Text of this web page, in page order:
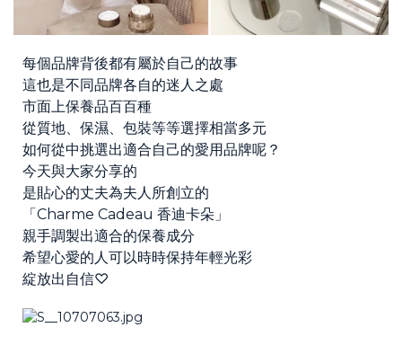
每個品牌背後都有屬於自己的故事
這也是不同品牌各自的迷人之處
市面上保養品百百種
從質地、保濕、包裝等等選擇相當多元
如何從中挑選出適合自己的愛用品牌呢？
今天與大家分享的
是貼心的丈夫為夫人所創立的
「Charme Cadeau 香迪卡朵」
親手調製出適合的保養成分
希望心愛的人可以時時保持年輕光彩
綻放出自信♡